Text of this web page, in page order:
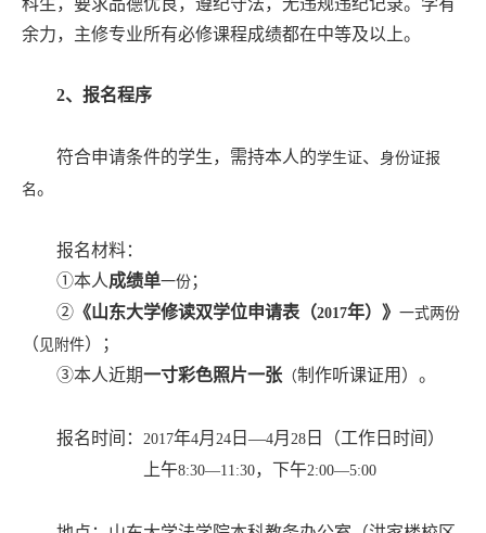
余力，主修专业所有必修课程成绩都在中等及以上。
2、报名程序
符合申请条件的学生，需持本人的学生证、
身份证报
名。
报名材料：
①本人成绩单一份 ；
② 《山东大学修读双学位申请表（2017年）》 一式两份
（ 见附件）；
③本人近期一寸彩色照片一张 （制作听课证用）。
报名时间： 2017年4月 24 日 —4月 28 日
（工作日时间）
上午8:30—11:30，下午2:00—5:00